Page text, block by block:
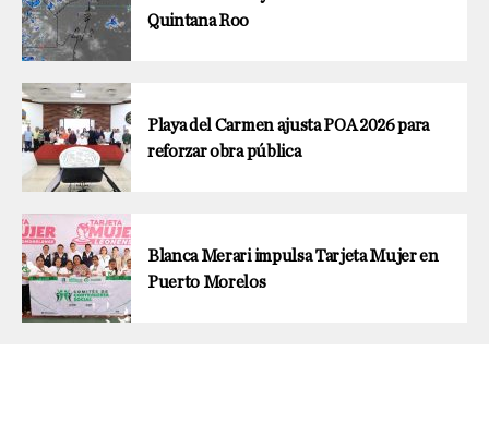
Quintana Roo
Playa del Carmen ajusta POA 2026 para
reforzar obra pública
Blanca Merari impulsa Tarjeta Mujer en
Puerto Morelos